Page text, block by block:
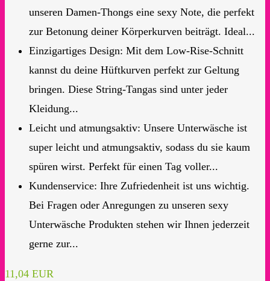
unseren Damen-Thongs eine sexy Note, die perfekt
zur Betonung deiner Körperkurven beiträgt. Ideal...
Einzigartiges Design: Mit dem Low-Rise-Schnitt
kannst du deine Hüftkurven perfekt zur Geltung
bringen. Diese String-Tangas sind unter jeder
Kleidung...
Leicht und atmungsaktiv: Unsere Unterwäsche ist
super leicht und atmungsaktiv, sodass du sie kaum
spüren wirst. Perfekt für einen Tag voller...
Kundenservice: Ihre Zufriedenheit ist uns wichtig.
Bei Fragen oder Anregungen zu unseren sexy
Unterwäsche Produkten stehen wir Ihnen jederzeit
gerne zur...
11,04 EUR